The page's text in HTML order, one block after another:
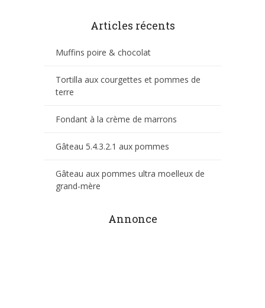
Articles récents
Muffins poire & chocolat
Tortilla aux courgettes et pommes de
terre
Fondant à la crème de marrons
Gâteau 5.4.3.2.1 aux pommes
Gâteau aux pommes ultra moelleux de
grand-mère
Annonce